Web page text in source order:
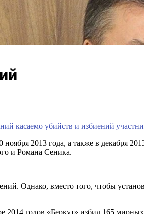
касаемо убийств и избиений
2013 года, а также в декабря
и Романа Сеника.
Однако, вместо того, чтобы
2014 годов «Беркут» избил 165